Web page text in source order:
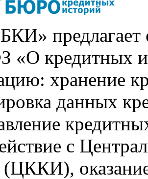
предлагает
«О кредитных
хранение
данных
с
(ЦККИ),